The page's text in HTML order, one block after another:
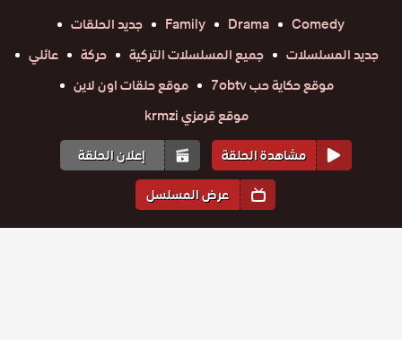
Comedy
Drama
Family
جديد الحلقات
جديد المسلسلات
جميع المسلسلات التركية حركة
عائلي
موقع حكاية حب 7obtv
موقع حلقات اون لاين
موقع قرمزي krmzi
مشاهدة الحلقة
إعلان الحلقة
عرض المسلسل